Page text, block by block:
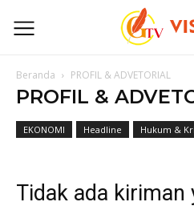
Beranda PROFIL & ADVETORIAL
PROFIL &
EKONOMI Headline Hukum &
Tidak ada kiriman